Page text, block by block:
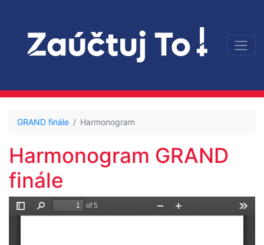
GRAND finále Harmonogram
Harmonogram GRAND
finále